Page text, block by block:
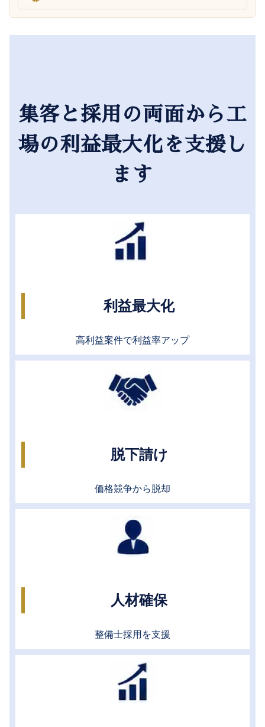
集客と採用の両面から工
場の利益最大化を支援し
ます
利益最大化
高利益案件で利益率アップ
脱下請け
価格競争から脱却
人材確保
整備士採用を支援